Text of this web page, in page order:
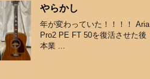
やらかし
年が変わっていた！！！！ Aria
Pro2 PE FT 50を復活させた後
本業 ...